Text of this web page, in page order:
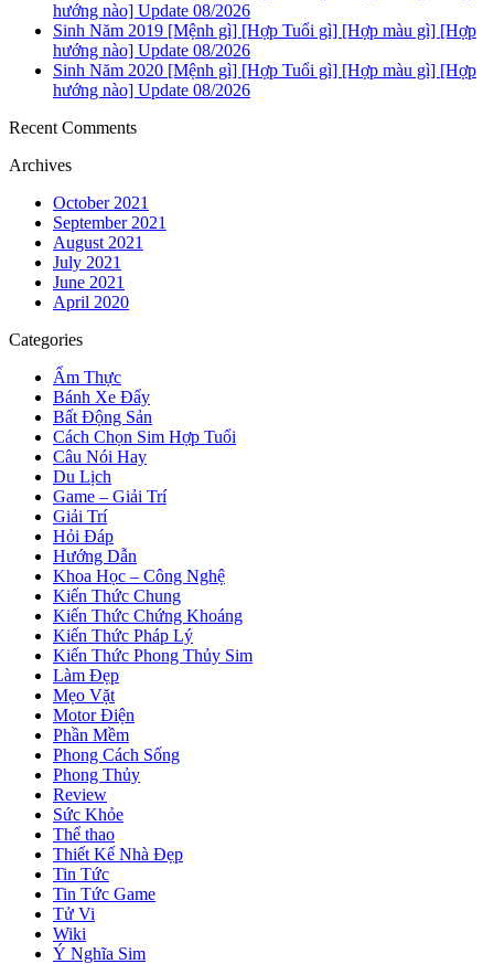
hướng nào] Update 08/2026
Sinh Năm 2019 [Mệnh gì] [Hợp Tuổi gì] [Hợp màu gì] [Hợp
hướng nào] Update 08/2026
Sinh Năm 2020 [Mệnh gì] [Hợp Tuổi gì] [Hợp màu gì] [Hợp
hướng nào] Update 08/2026
Recent Comments
Archives
October 2021
September 2021
August 2021
July 2021
June 2021
April 2020
Categories
Ẩm Thực
Bánh Xe Đẩy
Bất Động Sản
Cách Chọn Sim Hợp Tuổi
Câu Nói Hay
Du Lịch
Game – Giải Trí
Giải Trí
Hỏi Đáp
Hướng Dẫn
Khoa Học – Công Nghệ
Kiến Thức Chung
Kiến Thức Chứng Khoáng
Kiến Thức Pháp Lý
Kiến Thức Phong Thủy Sim
Làm Đẹp
Mẹo Vặt
Motor Điện
Phần Mềm
Phong Cách Sống
Phong Thủy
Review
Sức Khỏe
Thể thao
Thiết Kế Nhà Đẹp
Tin Tức
Tin Tức Game
Tử Vi
Wiki
Ý Nghĩa Sim